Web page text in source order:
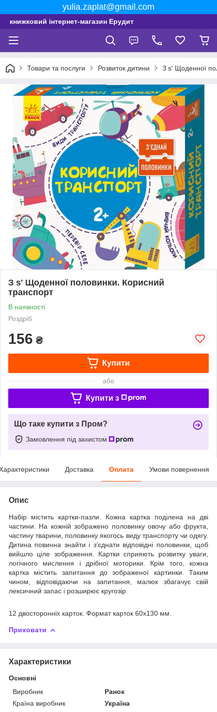
yulia.zaplat@gmail.com
книжковий інтернет-магазин Ерудит
Товари та послуги Розвиток дитини З s' Щоденної
З s' Щоденної половинки. Корисний
транспорт
В наявності
Роздріб
156 ₴
Купити
або
Купити з
Що таке купити з Пром?
Замовлення під захистом
Доставка Оплата Умови повернення
Опис
Набір містить картки-пазли. Кожна картка поділена на дві
частини. На кожній зображено половинку овочу або фрукта,
частину тварини, половинку якогось виду транспорту чи одягу.
Дитина повинна знайти і з’єднати відповідні половинки, щоб
вийшло ціле зображення. Картки сприяють розвитку уваги,
логічного мислення і дрібної моторики. Крім того, кожна
картка містить запитання до зображеної картинки. Таким
чином, відповідаючи на запитання, малюк збагачує свій
лексичний запас і розширює кругозір.
12 двосторонніх карток. Формат карток 60х130 мм.
Приховати
Характеристики
Основні
Виробник
Ранок
Країна виробник
Україна